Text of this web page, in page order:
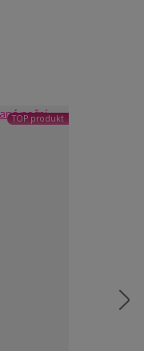
TOP produkt